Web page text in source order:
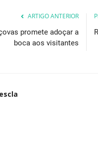
ARTIGO ANTERIOR
promete adoçar a
boca aos visitantes